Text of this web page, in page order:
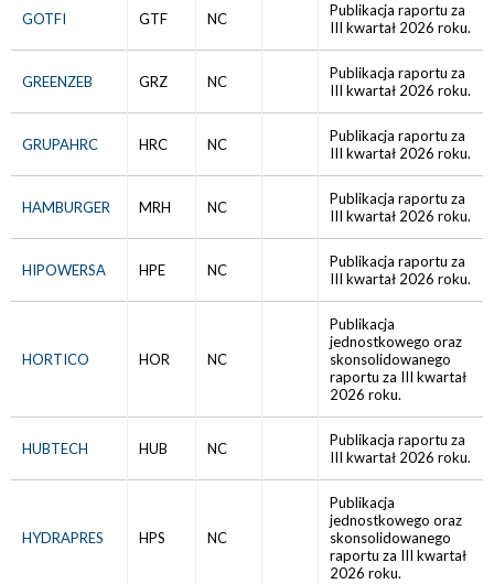
GOTFI GTF NC
Publikacja raportu za
III kwartał 2026 roku.
GREENZEB GRZ NC
Publikacja raportu za
III kwartał 2026 roku.
GRUPAHRC HRC NC
Publikacja raportu za
III kwartał 2026 roku.
HAMBURGER MRH NC
Publikacja raportu za
III kwartał 2026 roku.
HIPOWERSA HPE NC
Publikacja raportu za
III kwartał 2026 roku.
HORTICO HOR NC
Publikacja
jednostkowego oraz
skonsolidowanego
raportu za III kwartał
2026 roku.
HUBTECH HUB NC
Publikacja raportu za
III kwartał 2026 roku.
HYDRAPRES HPS NC
Publikacja
jednostkowego oraz
skonsolidowanego
raportu za III kwartał
2026 roku.